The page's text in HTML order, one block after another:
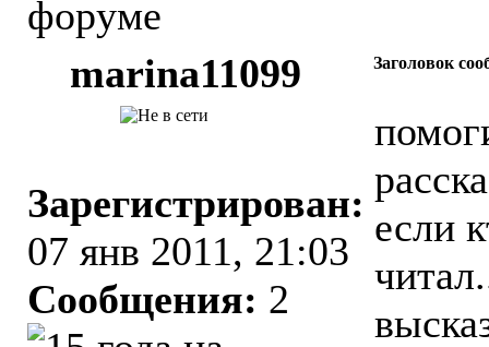
marina11099 Заголовок
Зарегистрирован:
07 янв 2011, 21:03
Сообщения: 2
если